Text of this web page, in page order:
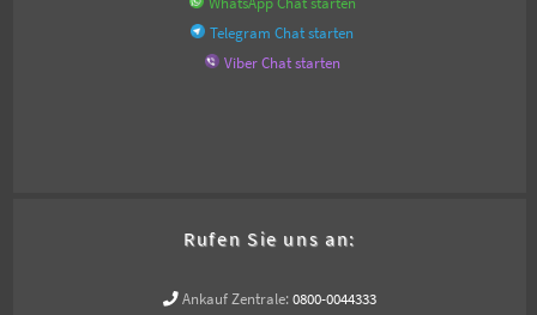
Telegram Chat starten
Viber Chat starten
Rufen Sie uns an:
Ankauf Zentrale: 0800-0044333